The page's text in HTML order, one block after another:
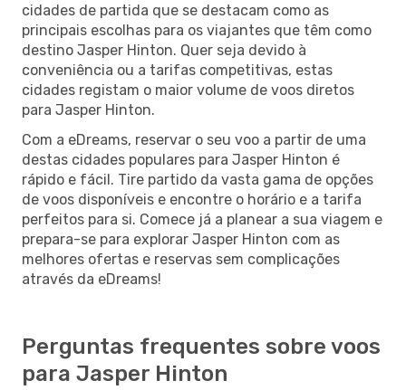
cidades de partida que se destacam como as
principais escolhas para os viajantes que têm como
destino Jasper Hinton. Quer seja devido à
conveniência ou a tarifas competitivas, estas
cidades registam o maior volume de voos diretos
para Jasper Hinton.
Com a eDreams, reservar o seu voo a partir de uma
destas cidades populares para Jasper Hinton é
rápido e fácil. Tire partido da vasta gama de opções
de voos disponíveis e encontre o horário e a tarifa
perfeitos para si. Comece já a planear a sua viagem e
prepara-se para explorar Jasper Hinton com as
melhores ofertas e reservas sem complicações
através da eDreams!
Perguntas frequentes sobre voos
para Jasper Hinton